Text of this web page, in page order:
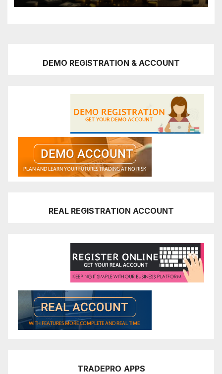
DEMO REGISTRATION & ACCOUNT
REAL REGISTRATION ACCOUNT
TRADEPRO APPS